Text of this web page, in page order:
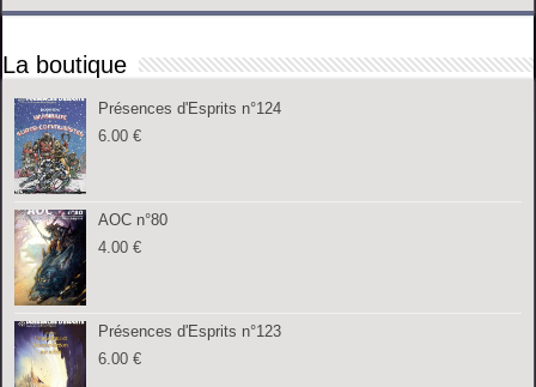
La boutique
Présences d'Esprits n°124
6.00€
AOC n°80
4.00€
Présences d'Esprits n°123
6.00€